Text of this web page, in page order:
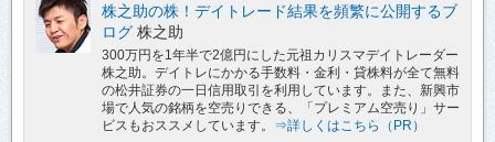
株之助の株！デイトレード結果を頻繁に公開するブ
ログ 株之助
300万円を1年半で2億円にした元祖カリスマデイトレーダー
株之助。デイトレにかかる手数料・金利・貸株料が全て無料
の松井証券の一日信用取引を利用しています。また、新興市
場で人気の銘柄を空売りできる、「プレミアム空売り」サー
ビスもおススメしています。 ⇒詳しくはこちら（PR）